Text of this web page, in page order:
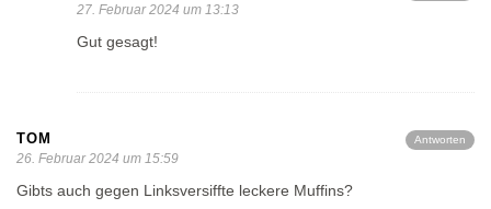
27. Februar 2024 um 13:13
Gut gesagt!
Antworten
TOM
26. Februar 2024 um 15:59
Gibts auch gegen Linksversiffte leckere Muffins?